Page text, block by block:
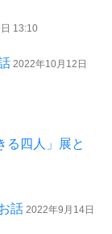
13:10
2022年10月12日
四人」展と
話 2022年9月14日